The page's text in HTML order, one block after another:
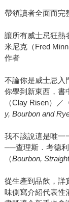
帶領讀者全面而
讓所有威士忌狂熱
米尼克（Fred
作者
不論你是威士忌入
你學到新東西，書
（Clay Risen）
y, Bourbon and
我不該說這是唯一
──查理斯．考德利
（Bourbon, Straight
從生產到品飲，詳
味側寫介紹代表性